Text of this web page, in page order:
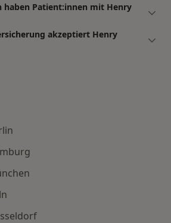
haben Patient:innen mit Henry
akzeptiert Henry